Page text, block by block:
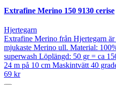
Extrafine Merino 150 9130 cerise
Hjertegarn
Extrafine Merino från Hjertegarn är
mjukaste Merino ull. Material:
superwash Löplängd: 50 gr = ca
24 m på 10 cm Maskintvätt 40
69 kr